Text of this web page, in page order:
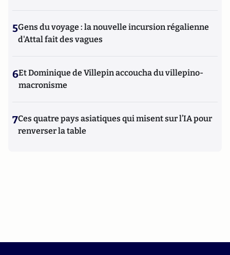
5Gens du voyage : la nouvelle incursion régalienne
d'Attal fait des vagues
6Et Dominique de Villepin accoucha du villepino-
macronisme
7Ces quatre pays asiatiques qui misent sur l’IA pour
renverser la table